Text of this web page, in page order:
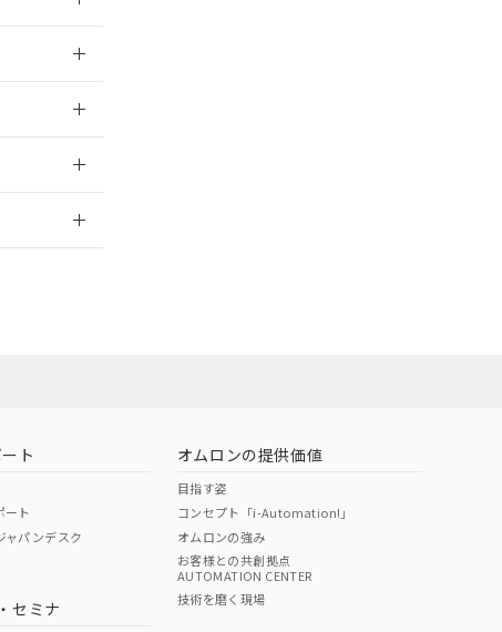
ページへ
ト
ート
ャパンデスク
セミナ
オムロンの提供価値
目指す姿
コンセプト「i-Automation!」
オムロンの強み
お客様との共創拠点
AUTOMATION CENTER
技術を磨く現場